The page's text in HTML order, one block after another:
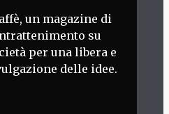
un magazine di
su
per una libera e
delle idee.